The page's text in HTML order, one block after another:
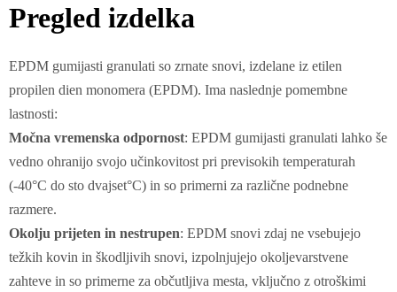
Pregled izdelka
EPDM gumijasti granulati so zrnate snovi, izdelane iz etilen
propilen dien monomera (EPDM). Ima naslednje pomembne
lastnosti:
Močna vremenska odpornost: EPDM gumijasti granulati lahko še
vedno ohranijo svojo učinkovitost pri previsokih temperaturah
(-40°C do sto dvajset°C) in so primerni za različne podnebne
razmere.
Okolju prijeten in nestrupen: EPDM snovi zdaj ne vsebujejo
težkih kovin in škodljivih snovi, izpolnjujejo okoljevarstvene
zahteve in so primerne za občutljiva mesta, vključno z otroškimi